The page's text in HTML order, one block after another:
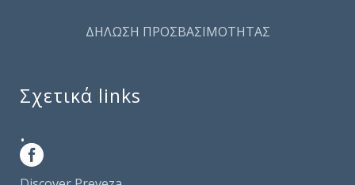
ΔΗΛΩΣΗ ΠΡΟΣΒΑΣΙΜΟΤΗΤΑΣ
Σχετικά links
.